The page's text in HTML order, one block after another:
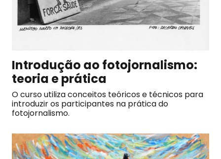
Introdução ao fotojornalismo:
teoria e prática
O curso utiliza conceitos teóricos e técnicos para
introduzir os participantes na prática do
fotojornalismo.